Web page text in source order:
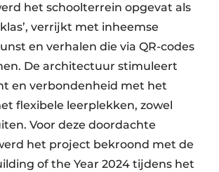
het schoolterrein opgevat als
verrijkt met inheemse
en verhalen die via QR-codes
De architectuur stimuleert
en verbondenheid met het
flexibele leerplekken, zowel
Voor deze doordachte
het project bekroond met de
of the Year 2024 tijdens het